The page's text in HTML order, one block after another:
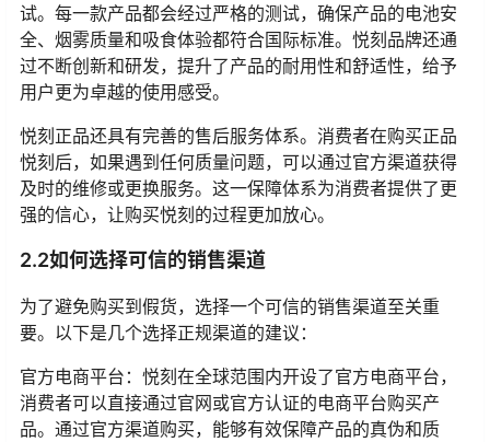
试。每一款产品都会经过严格的测试，确保产品的电池安
全、烟雾质量和吸食体验都符合国际标准。悦刻品牌还通
过不断创新和研发，提升了产品的耐用性和舒适性，给予
用户更为卓越的使用感受。
悦刻正品还具有完善的售后服务体系。消费者在购买正品
悦刻后，如果遇到任何质量问题，可以通过官方渠道获得
及时的维修或更换服务。这一保障体系为消费者提供了更
强的信心，让购买悦刻的过程更加放心。
2.2如何选择可信的销售渠道
为了避免购买到假货，选择一个可信的销售渠道至关重
要。以下是几个选择正规渠道的建议：
官方电商平台：悦刻在全球范围内开设了官方电商平台，
消费者可以直接通过官网或官方认证的电商平台购买产
品。通过官方渠道购买，能够有效保障产品的真伪和质